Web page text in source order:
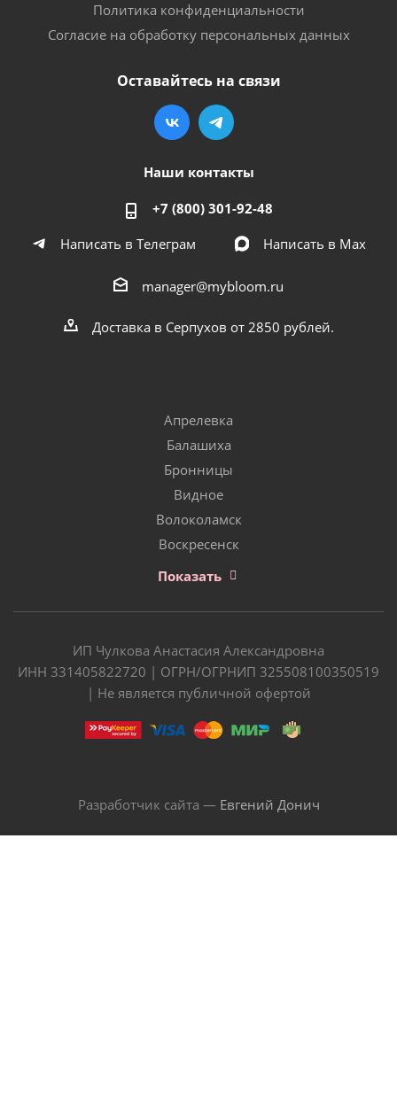
Политика конфиденциальности
Согласие на обработку персональных данных
Оставайтесь на связи
Наши контакты
+7 (800) 301-92-48
Написать в Телеграм
Написать в Мах
manager@mybloom.ru
Доставка в Серпухов от 2850 рублей.
Апрелевка
Балашиха
Бронницы
Видное
Волоколамск
Воскресенск
Показать
ИП Чулкова Анастасия Александровна
ИНН 331405822720 | ОГРН/ОГРНИП 325508100350519
| Не является публичной офертой
Разработчик сайта — Евгений Донич